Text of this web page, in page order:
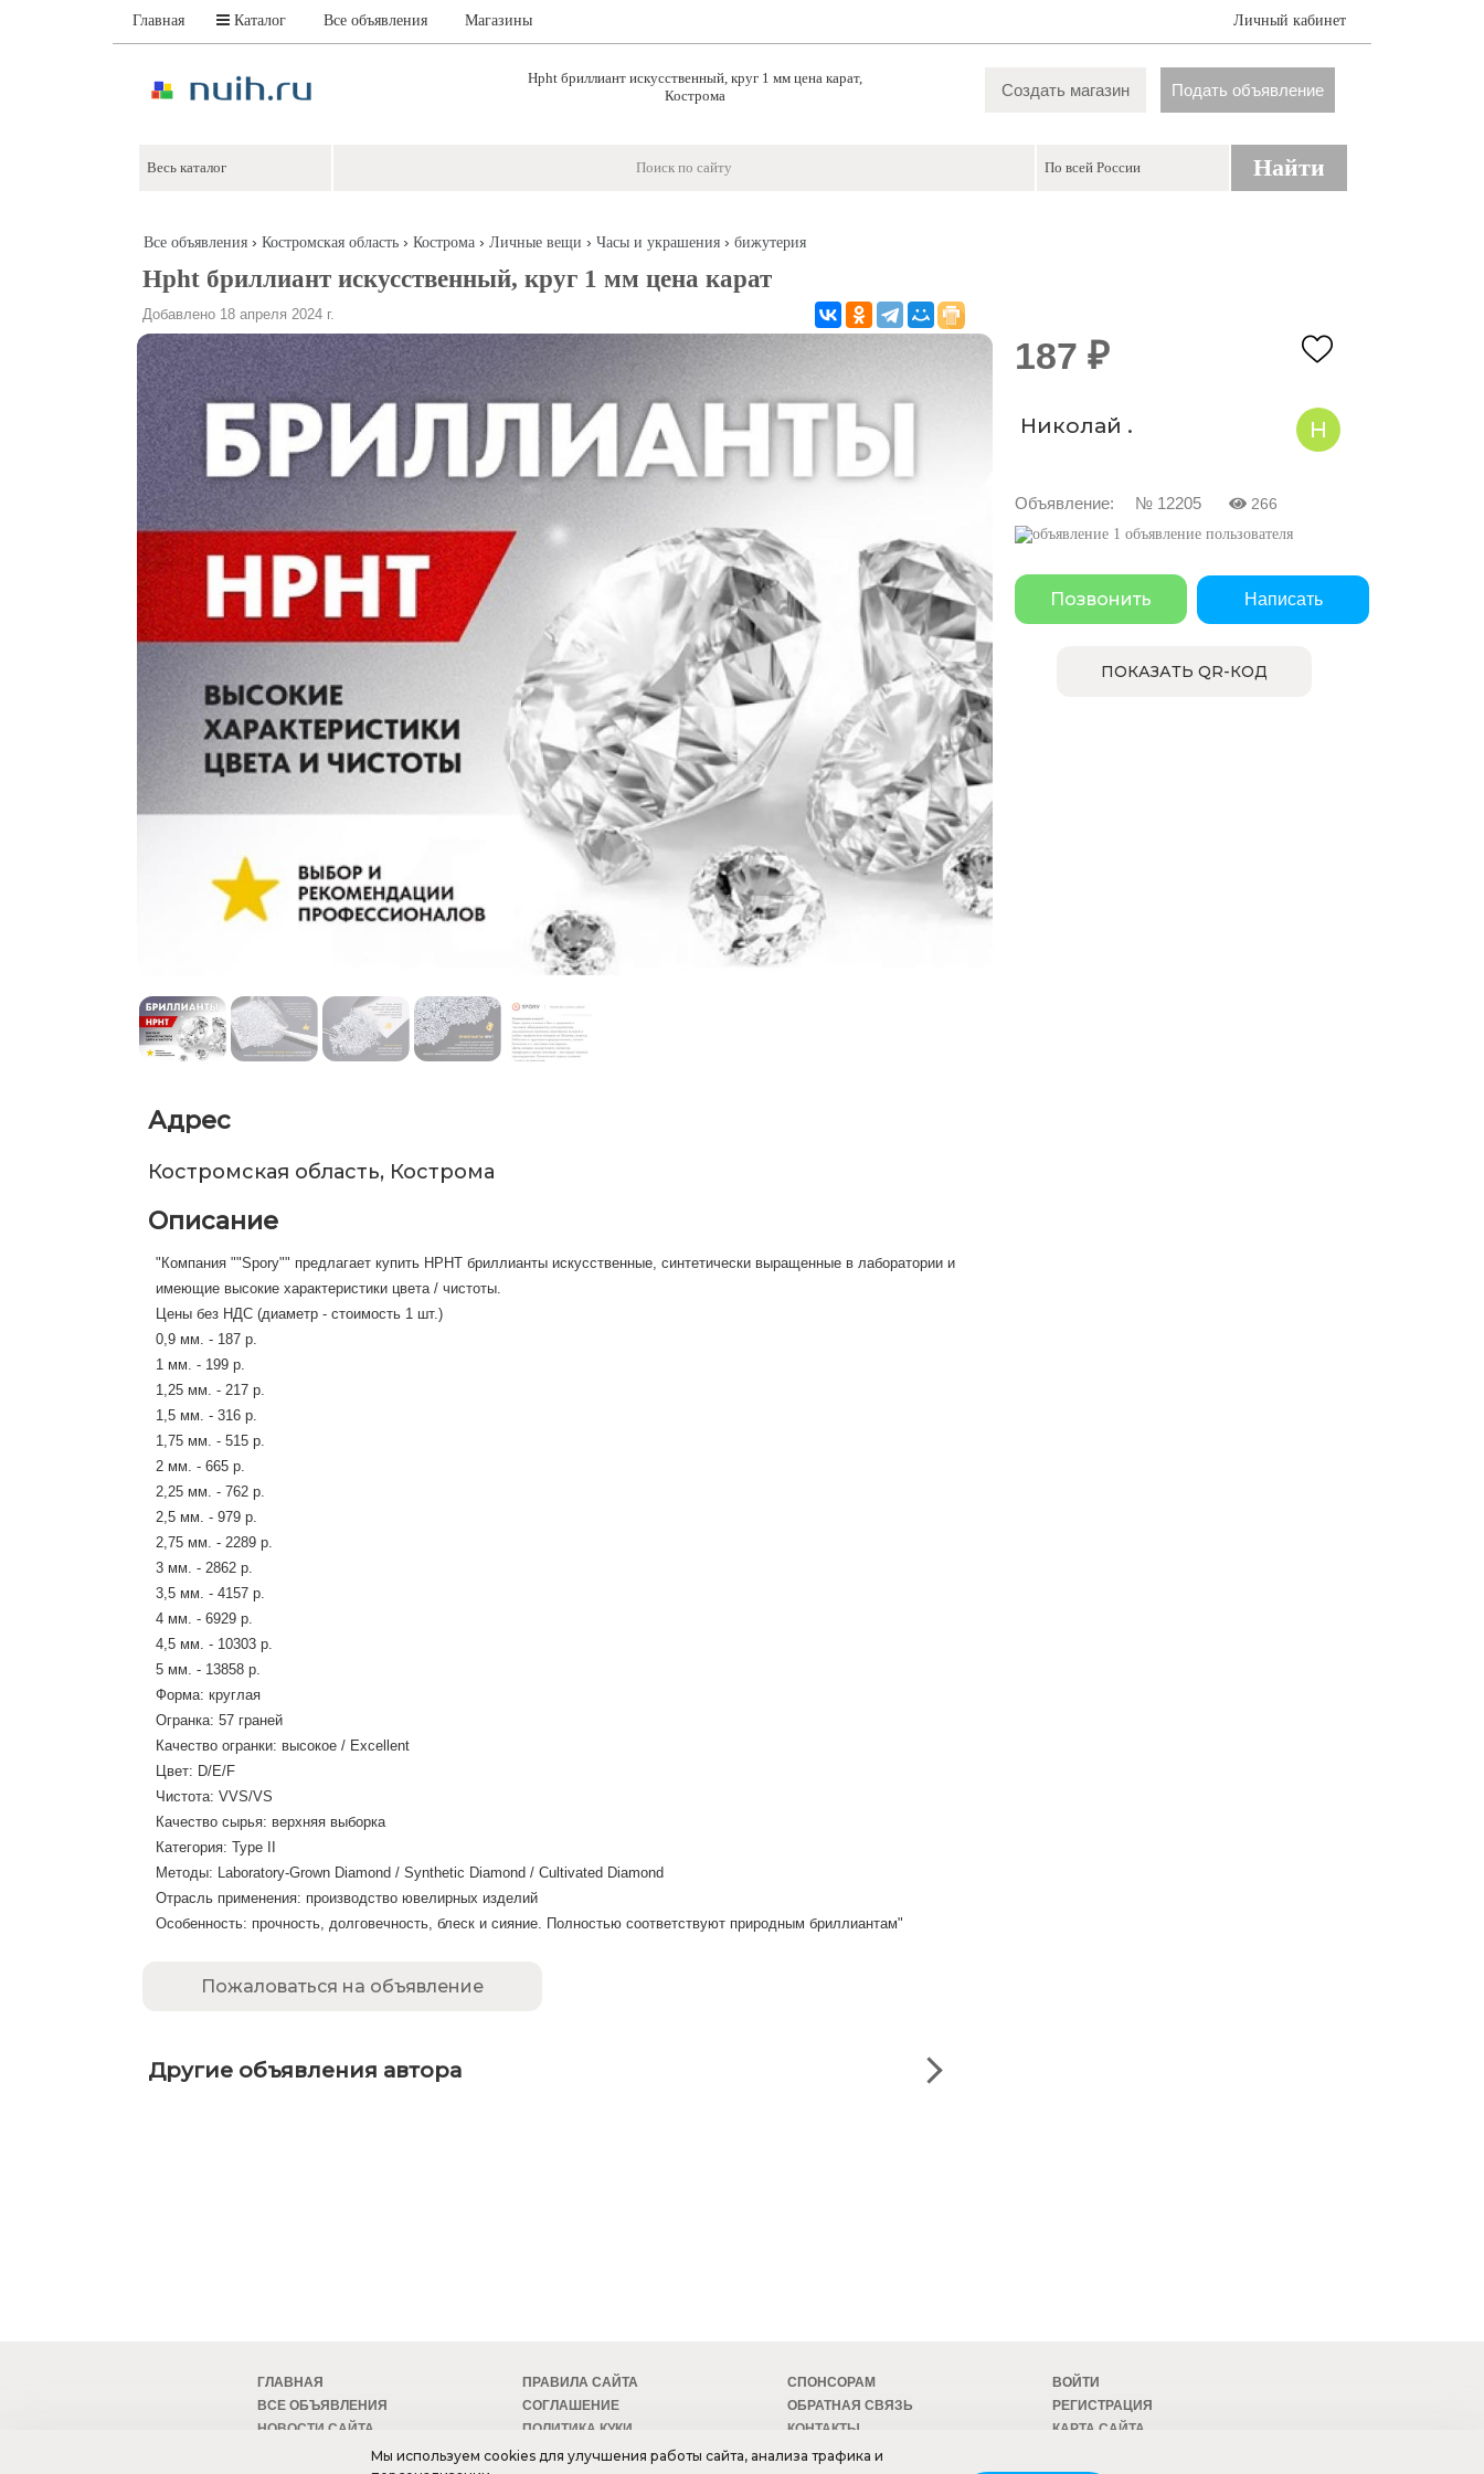
Главная Каталог Все объявления Магазины Личный кабинет
Hpht бриллиант искусственный, круг 1 мм цена карат,
Кострома
Создать магазин Подать объявление
Найти
Все объявления› Костромская область› Кострома› Личные вещи › Часы и украшения› бижутерия
Hpht бриллиант искусственный, круг 1 мм цена карат
Добавлено 18 апреля 2024 г.
Адрес
Костромская область, Кострома
Описание
"Компания ""Spory"" предлагает купить HPHT бриллианты искусственные, синтетически выращенные в лаборатории и
имеющие высокие характеристики цвета / чистоты.
Цены без НДС (диаметр - стоимость 1 шт.)
0,9 мм. - 187 р.
1 мм. - 199 р.
1,25 мм. - 217 р.
1,5 мм. - 316 р.
1,75 мм. - 515 р.
2 мм. - 665 р.
2,25 мм. - 762 р.
2,5 мм. - 979 р.
2,75 мм. - 2289 р.
3 мм. - 2862 р.
3,5 мм. - 4157 р.
4 мм. - 6929 р.
4,5 мм. - 10303 р.
5 мм. - 13858 р.
Форма: круглая
Огранка: 57 граней
Качество огранки: высокое / Excellent
Цвет: D/E/F
Чистота: VVS/VS
Качество сырья: верхняя выборка
Категория: Type II
Методы: Laboratory-Grown Diamond / Synthetic Diamond / Cultivated Diamond
Отрасль применения: производство ювелирных изделий
Особенность: прочность, долговечность, блеск и сияние. Полностью соответствуют природным бриллиантам"
Пожаловаться на объявление
Другие объявления автора
187 ₽
Николай . Н
Объявление: № 12205 266
1 объявление пользователя
Позвонить Написать
ПОКАЗАТЬ QR-КОД
ГЛАВНАЯ
ВСЕ ОБЪЯВЛЕНИЯ
НОВОСТИ САЙТА
МОБИЛЬНАЯ ВЕРСИЯ
ПРАВИЛА САЙТА
СОГЛАШЕНИЕ
ПОЛИТИКА КУКИ
БЕЗОПАСНОСТЬ
СПОНСОРАМ
ОБРАТНАЯ СВЯЗЬ
КОНТАКТЫ
ТЕХПОДДЕРЖКА
ВОЙТИ
РЕГИСТРАЦИЯ
КАРТА САЙТА
Мы используем cookies для улучшения работы сайта, анализа трафика и